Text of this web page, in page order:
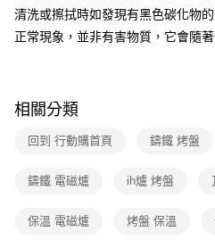
清洗或擦拭時如發現有黑色碳化物
正常現象，並非有害物質，它會隨
相關分類
回到 行動購首頁 鑄鐵 烤盤
鑄鐵 電磁爐 ih爐 烤盤
保溫 電磁爐 烤盤 保溫